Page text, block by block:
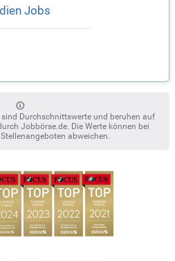
Jobs
Durchschnittswerte und beruhen auf
Jobbörse.de. Die Werte können bei
abweichen.